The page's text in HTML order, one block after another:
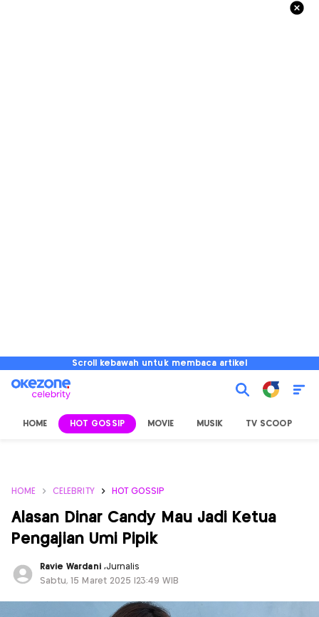
Scroll kebawah untuk membaca artikel
HOME HOT GOSSIP MOVIE MUSIK TV SCOOP
HOME CELEBRITY HOT GOSSIP
Alasan Dinar Candy Mau Jadi Ketua
Pengajian Umi Pipik
Ravie Wardani ,Jurnalis
Sabtu, 15 Maret 2025 |23:49 WIB